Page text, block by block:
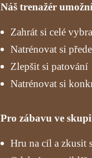
Náš trenažér
Zahrát si celé
Natrénovat si
Zlepšit si patování
Natrénovat si
Pro zábavu ve
Hru na cíl a zkusit